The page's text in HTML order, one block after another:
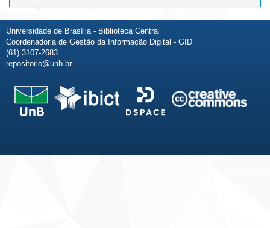
Universidade de Brasília - Biblioteca Central
Coordenadoria de Gestão da Informação Digital - GID
(61) 3107-2683
repositorio@unb.br